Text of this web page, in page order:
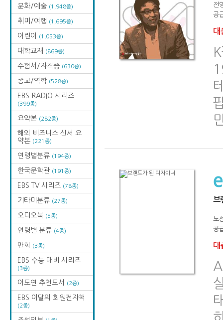
문화/예술 (1,948종)
취미/여행 (1,695종)
어린이 (1,053종)
대학교재 (869종)
수험서/자격증 (630종)
종교/역학 (528종)
EBS RADIO 시리즈
(399종)
요약본 (282종)
해외 비즈니스 신서 요
약본 (221종)
연령별분류 (194종)
한국문학관 (191종)
EBS TV 시리즈 (78종)
기타미분류 (27종)
오디오북 (5종)
연령별 분류 (4종)
만화 (3종)
EBS 수능 대비 시리즈
(3종)
어도연 추천도서 (2종)
EBS 이달의 회원전자책
(2종)
전
공
대
브
노
공
대